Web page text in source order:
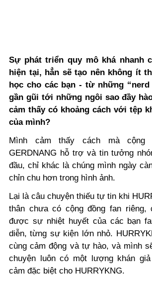
Sự phát triển quy mô khá nhanh
hiện tại, hẳn sẽ tạo nên không ít
học cho các bạn - từ những “nerd
gần gũi tới những ngôi sao đầy
cảm thấy có khoảng cách với tệp
của mình?
Mình cảm thấy cách mà cộng
GERDNANG hỗ trợ và tin tưởng
đầu, chỉ khác là chúng mình ngày
chỉn chu hơn trong hình ảnh.
Lại là câu chuyện thiếu tự tin khi
thân chưa có cộng đồng fan
được sự nhiệt huyết của các bạn
diễn, từng sự kiện lớn nhỏ.
cùng cảm động và tự hào, và mình
chuyện luôn có một lượng khán
cảm đặc biệt cho HURRYKNG.